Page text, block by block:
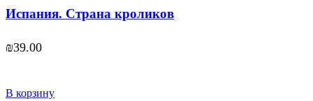
Испания. Страна кроликов
₪39.00
В корзину